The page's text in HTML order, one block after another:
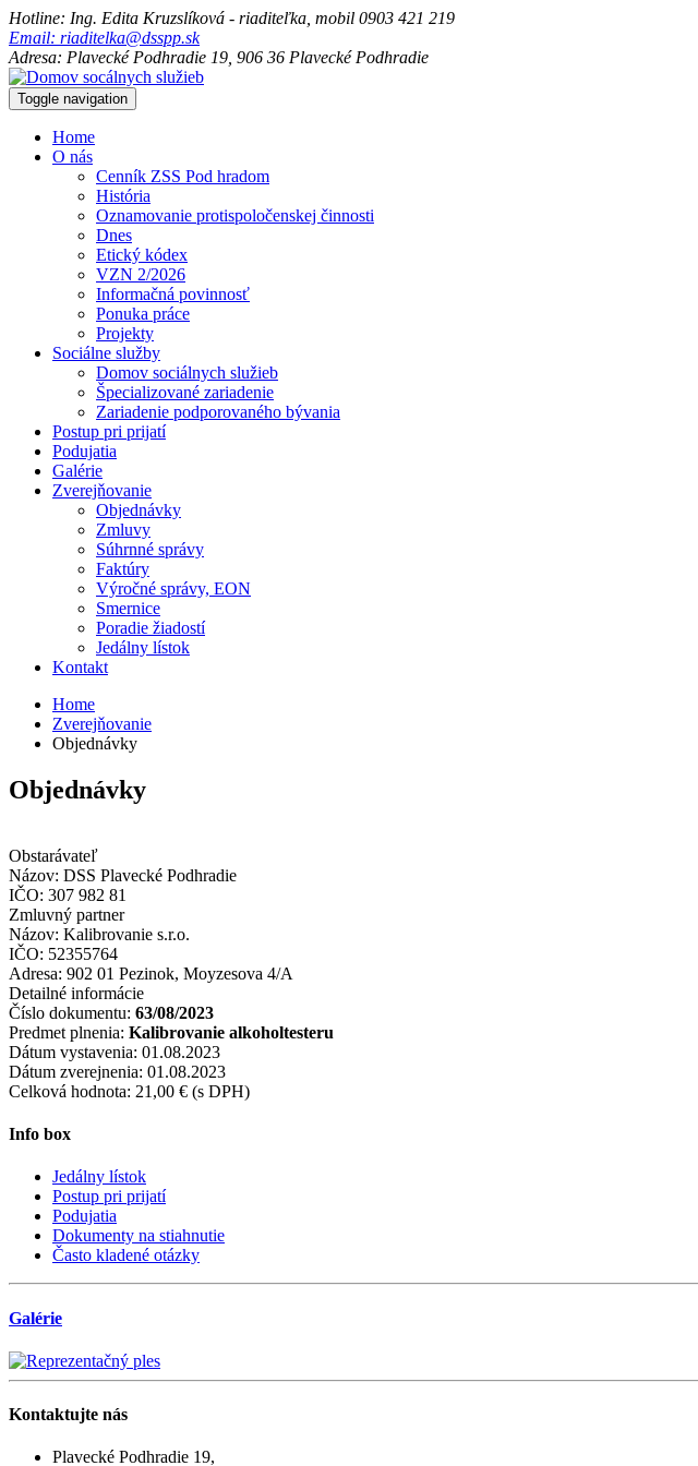
Hotline: Ing. Edita Kruzslíková - riaditeľka, mobil 0903 421 219
Email: riaditelka@dsspp.sk
Adresa: Plavecké Podhradie 19, 906 36 Plavecké Podhradie
Toggle navigation
Home
O nás
Cenník ZSS Pod hradom
História
Oznamovanie protispoločenskej činnosti
Dnes
Etický kódex
VZN 2/2026
Informačná povinnosť
Ponuka práce
Projekty
Sociálne služby
Domov sociálnych služieb
Špecializované zariadenie
Zariadenie podporovaného bývania
Postup pri prijatí
Podujatia
Galérie
Zverejňovanie
Objednávky
Zmluvy
Súhrnné správy
Faktúry
Výročné správy, EON
Smernice
Poradie žiadostí
Jedálny lístok
Kontakt
Home
Zverejňovanie
Objednávky
Objednávky
Obstarávateľ
Názov: DSS Plavecké Podhradie
IČO: 307 982 81
Zmluvný partner
Názov: Kalibrovanie s.r.o.
IČO: 52355764
Adresa: 902 01 Pezinok, Moyzesova 4/A
Detailné informácie
Číslo dokumentu: 63/08/2023
Predmet plnenia: Kalibrovanie alkoholtesteru
Dátum vystavenia: 01.08.2023
Dátum zverejnenia: 01.08.2023
Celková hodnota: 21,00 € (s DPH)
Info box
Jedálny lístok
Postup pri prijatí
Podujatia
Dokumenty na stiahnutie
Často kladené otázky
Galérie
Kontaktujte nás
Plavecké Podhradie 19,